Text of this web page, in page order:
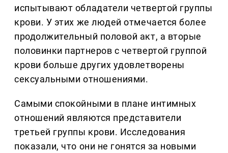
испытывают обладатели четвертой группы
крови. У этих же людей отмечается более
продолжительный половой акт, а вторые
половинки партнеров с четвертой группой
крови больше других удовлетворены
сексуальными отношениями.
Самыми спокойными в плане интимных
отношений являются представители
третьей группы крови. Исследования
показали, что они не гонятся за новыми